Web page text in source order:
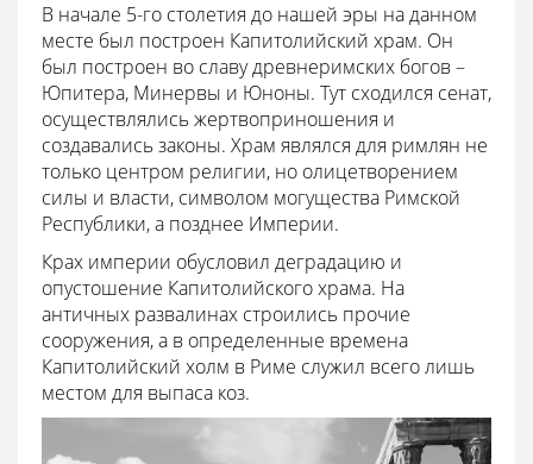
В начале 5-го столетия до нашей эры на данном
месте был построен Капитолийский храм. Он
был построен во славу древнеримских богов –
Юпитера, Минервы и Юноны. Тут сходился сенат,
осуществлялись жертвоприношения и
создавались законы. Храм являлся для римлян не
только центром религии, но олицетворением
силы и власти, символом могущества Римской
Республики, а позднее Империи.
Крах империи обусловил деградацию и
опустошение Капитолийского храма. На
античных развалинах строились прочие
сооружения, а в определенные времена
Капитолийский холм в Риме служил всего лишь
местом для выпаса коз.